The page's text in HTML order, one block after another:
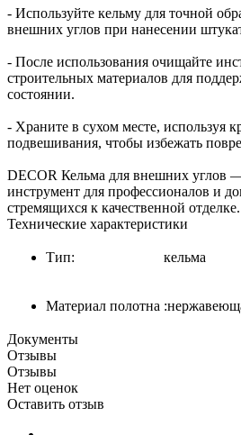
- Используйте кельму для точной
внешних углов при нанесении
- После использования очищайте
строительных материалов для
состоянии.
- Храните в сухом месте, используя
подвешивания, чтобы избежать
DECOR Кельма для внешних углов
инструмент для профессионалов и
стремящихся к качественной отделке.
Технические характеристики
Тип: кельма
Материал полотна
Документы
Отзывы
Отзывы
Нет оценок
Оставить отзыв